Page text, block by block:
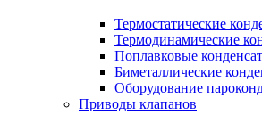
Термостатические
Термодинамические
Поплавковые
Биметаллические
Оборудование
Приводы клапанов